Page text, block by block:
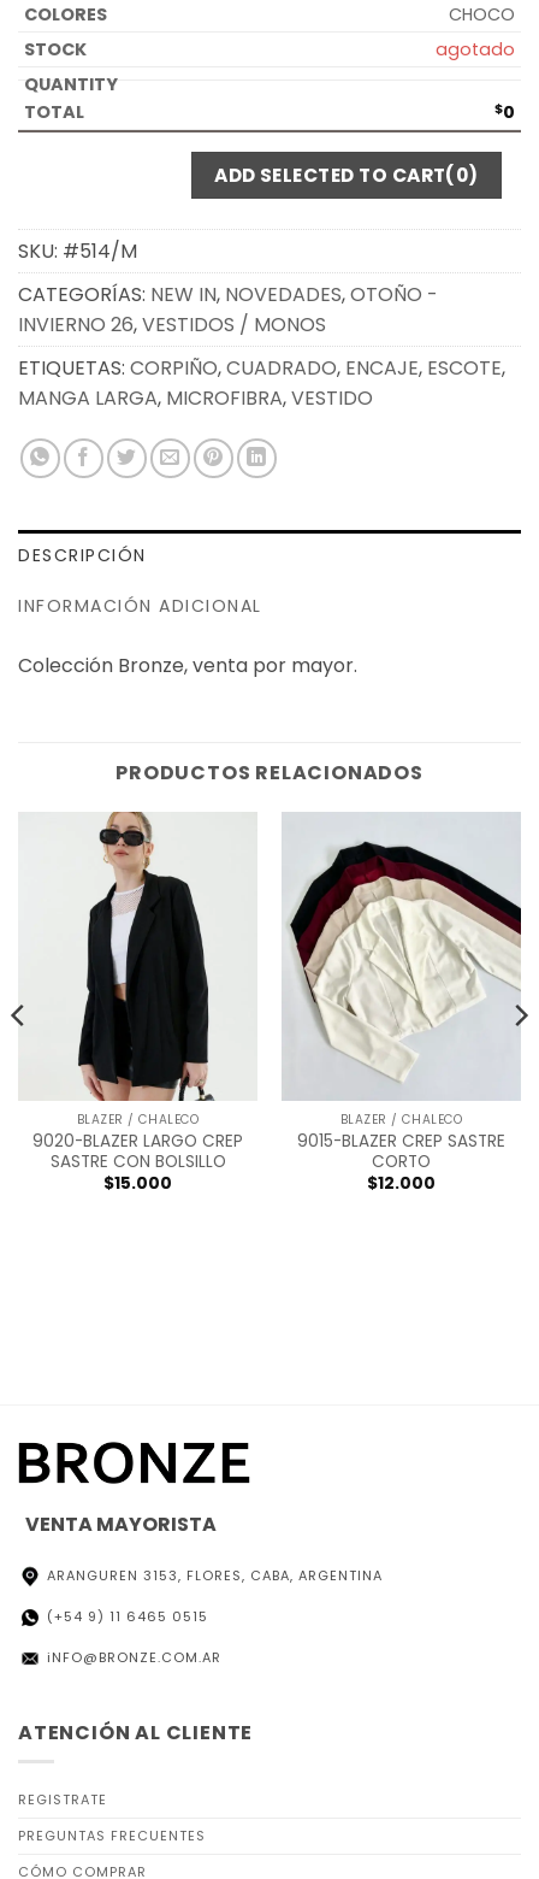
CHOCO
agotado
$0
ADD SELECTED TO CART(0)
SKU: #514/M
CATEGORÍAS: NEW IN, NOVEDADES,OTOÑO -
INVIERNO 26,VESTIDOS / MONOS
ETIQUETAS: CORPIÑO,CUADRADO, ENCAJE, ESCOTE,
MANGA LARGA, MICROFIBRA,VESTIDO
DESCRIPCIÓN
INFORMACIÓN ADICIONAL
Colección Bronze, venta por mayor.
PRODUCTOS RELACIONADOS
BLAZER / CHALECO
9020-BLAZER LARGO CREP
SASTRE CON BOLSILLO
$15.000
BLAZER / CHALECO
9015-BLAZER CREP SASTRE
CORTO
$12.000
VENTA MAYORISTA
ARANGUREN 3153, FLORES, CABA, ARGENTINA
(+54 9) 11 6465 0515
iNFO@BRONZE.COM.AR
ATENCIÓN AL CLIENTE
REGISTRATE
PREGUNTAS FRECUENTES
CÓMO COMPRAR